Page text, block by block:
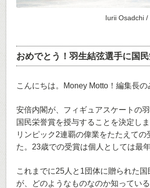
Iurii Osadchi
おめでとう！羽生結弦選手に国民
こんにちは。Money Motto！編集長の
安倍内閣が、フィギュアスケートの
国民栄誉賞を授与することを決定し
リンピック2連覇の偉業をたたえての
た。23歳での受賞は個人としては最年
これまでに25人と1団体に贈られた国
が、どのようなものなのか知ってい